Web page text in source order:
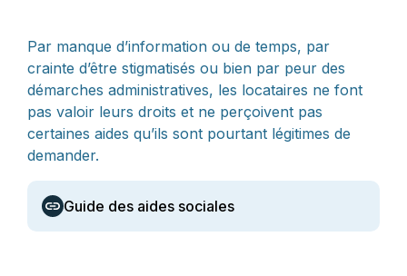
Par manque d’information ou de temps, par
crainte d’être stigmatisés ou bien par peur des
démarches administratives, les locataires ne font
pas valoir leurs droits et ne perçoivent pas
certaines aides qu’ils sont pourtant légitimes de
demander.
Guide des aides sociales